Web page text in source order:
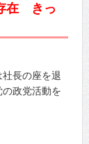
在 きっ
社長の座を退
政党活動を